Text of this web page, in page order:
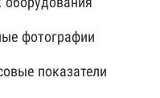
фотографии
показатели